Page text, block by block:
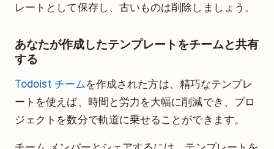
レートとして保存し、古いものは削除しましょう。
あなたが作成したテンプレートをチームと共有
する
Todoist チーム を作成された方は、精巧なテンプレ
ートを使えば、時間と労力を大幅に削減でき、プロ
ジェクトを数分で軌道に乗せることができます。